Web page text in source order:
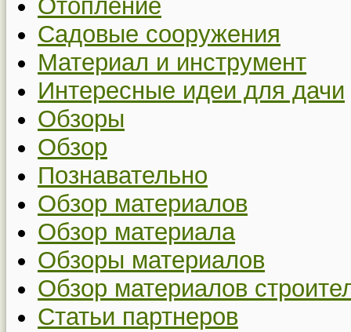
Отопление
Садовые сооружения
Материал и инструмент
Интересные идеи для дачи
Обзоры
Обзор
Познавательно
Обзор материалов
Обзор материала
Обзоры материалов
Обзор материалов
Статьи партнеров